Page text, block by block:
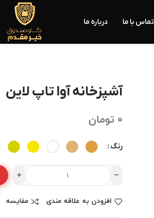
تماس با ما درباره ما
آشپزخانه آوا تاپ لاین
0 تومان
رنگ
افزودن به علاقه مندی مقایسه